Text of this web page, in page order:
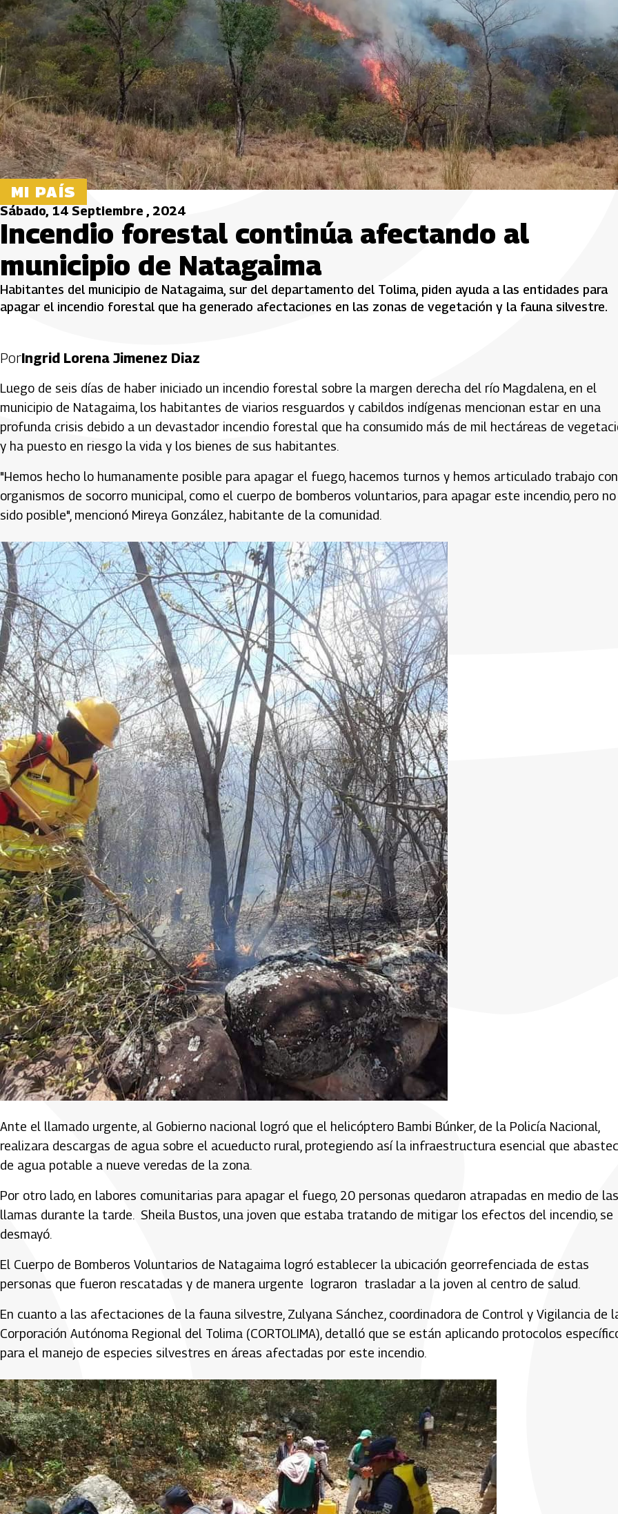
MI PAÍS
Sábado, 14 Septiembre , 2024
Incendio forestal continúa afectando al
municipio de Natagaima
Habitantes del municipio de Natagaima, sur del departamento del Tolima, piden ayuda a las entidades para
apagar el incendio forestal que ha generado afectaciones en las zonas de vegetación y la fauna silvestre.
PorIngrid Lorena Jimenez Diaz
Luego de seis días de haber iniciado un incendio forestal sobre la margen derecha del río Magdalena, en el
municipio de Natagaima, los habitantes de viarios resguardos y cabildos indígenas mencionan estar en una
profunda crisis debido a un devastador incendio forestal que ha consumido más de mil hectáreas de
y ha puesto en riesgo la vida y los bienes de sus habitantes.
"Hemos hecho lo humanamente posible para apagar el fuego, hacemos turnos y hemos articulado trabajo
organismos de socorro municipal, como el cuerpo de bomberos voluntarios, para apagar este incendio, pero
sido posible", mencionó Mireya González, habitante de la comunidad.
Ante el llamado urgente, al Gobierno nacional logró que el helicóptero Bambi Búnker, de la Policía Nacional,
realizara descargas de agua sobre el acueducto rural, protegiendo así la infraestructura esencial que
de agua potable a nueve veredas de la zona.
Por otro lado, en labores comunitarias para apagar el fuego, 20 personas quedaron atrapadas en medio de las
llamas durante la tarde. Sheila Bustos, una joven que estaba tratando de mitigar los efectos del incendio, se
desmayó.
El Cuerpo de Bomberos Voluntarios de Natagaima logró establecer la ubicación georrefenciada de estas
personas que fueron rescatadas y de manera urgente lograron trasladar a la joven al centro de salud.
En cuanto a las afectaciones de la fauna silvestre, Zulyana Sánchez, coordinadora de Control y Vigilancia de
Corporación Autónoma Regional del Tolima (CORTOLIMA), detalló que se están aplicando protocolos
para el manejo de especies silvestres en áreas afectadas por este incendio.